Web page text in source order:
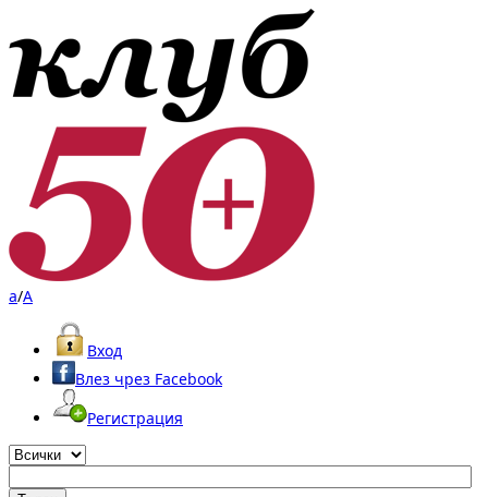
a/A
Вход
Влез чрез Facebook
Регистрация